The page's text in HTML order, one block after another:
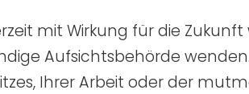
mit Wirkung für die
Aufsichtsbehörde
Ihrer Arbeit oder der